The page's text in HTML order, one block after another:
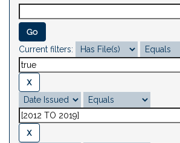
Current filters: